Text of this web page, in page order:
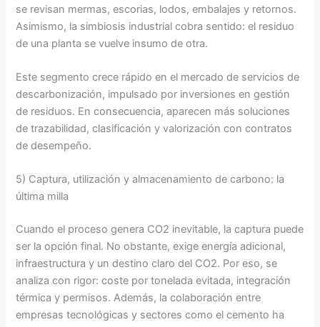
se revisan mermas, escorias, lodos, embalajes y retornos.
Asimismo, la simbiosis industrial cobra sentido: el residuo
de una planta se vuelve insumo de otra.
Este segmento crece rápido en el mercado de servicios de
descarbonización, impulsado por inversiones en gestión
de residuos. En consecuencia, aparecen más soluciones
de trazabilidad, clasificación y valorización con contratos
de desempeño.
5) Captura, utilización y almacenamiento de carbono: la
última milla
Cuando el proceso genera CO2 inevitable, la captura puede
ser la opción final. No obstante, exige energía adicional,
infraestructura y un destino claro del CO2. Por eso, se
analiza con rigor: coste por tonelada evitada, integración
térmica y permisos. Además, la colaboración entre
empresas tecnológicas y sectores como el cemento ha